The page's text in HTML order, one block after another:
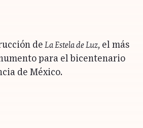
de La Estela de Luz, el más
para el bicentenario
de México.